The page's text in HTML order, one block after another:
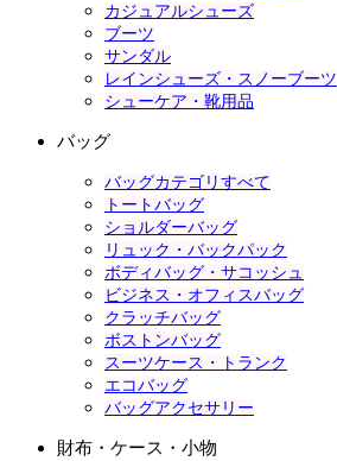
カジュアルシューズ
ブーツ
サンダル
レインシューズ・スノーブーツ
シューケア・靴用品
バッグ
バッグカテゴリすべて
トートバッグ
ショルダーバッグ
リュック・バックパック
ボディバッグ・サコッシュ
ビジネス・オフィスバッグ
クラッチバッグ
ボストンバッグ
スーツケース・トランク
エコバッグ
バッグアクセサリー
財布・ケース・小物